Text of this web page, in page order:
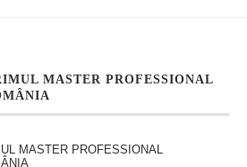
MASTER PROFESSIONAL